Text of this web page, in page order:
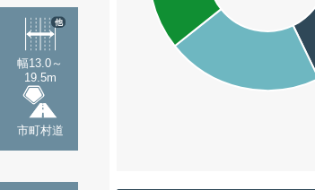
幅13.0～
19.5m
他
市町村道